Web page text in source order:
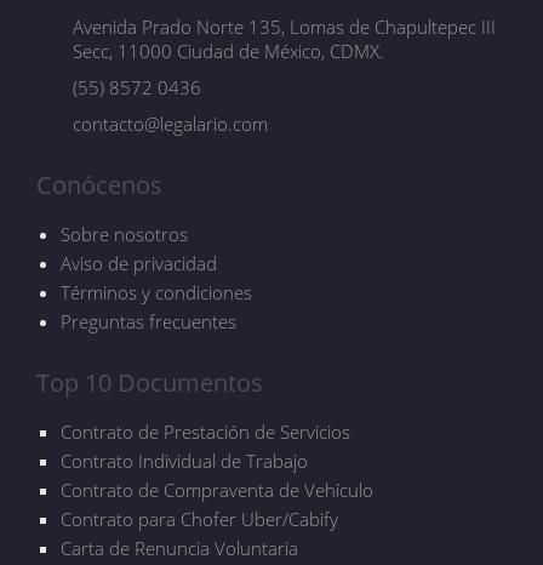
Avenida Prado Norte 135, Lomas de Chapultepec III
Secc, 11000 Ciudad de México, CDMX.
(55) 8572 0436
contacto@legalario.com
Conócenos
Sobre nosotros
Aviso de privacidad
Términos y condiciones
Preguntas frecuentes
Top 10 Documentos
Contrato de Prestación de Servicios
Contrato Individual de Trabajo
Contrato de Compraventa de Vehículo
Contrato para Chofer Uber/Cabify
Carta de Renuncia Voluntaria